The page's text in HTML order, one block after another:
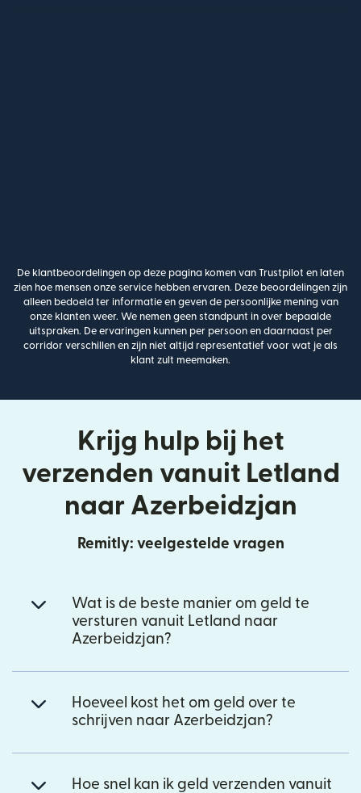
De klantbeoordelingen op deze pagina komen van Trustpilot en laten
zien hoe mensen onze service hebben ervaren. Deze beoordelingen zijn
alleen bedoeld ter informatie en geven de persoonlijke mening van
onze klanten weer. We nemen geen standpunt in over bepaalde
uitspraken. De ervaringen kunnen per persoon en daarnaast per
corridor verschillen en zijn niet altijd representatief voor wat je als
klant zult meemaken.
Krijg hulp bij het
verzenden vanuit Letland
naar Azerbeidzjan
Remitly: veelgestelde vragen
Wat is de beste manier om geld te
versturen vanuit Letland naar
Azerbeidzjan?
Hoeveel kost het om geld over te
schrijven naar Azerbeidzjan?
Hoe snel kan ik geld verzenden vanuit